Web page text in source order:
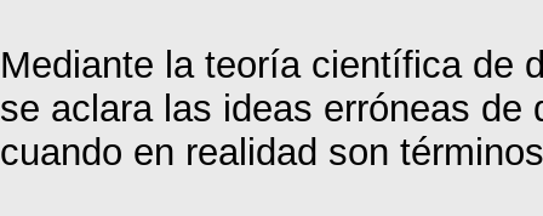
Mediante la teoría científica de
se aclara las ideas erróneas
cuando en realidad son